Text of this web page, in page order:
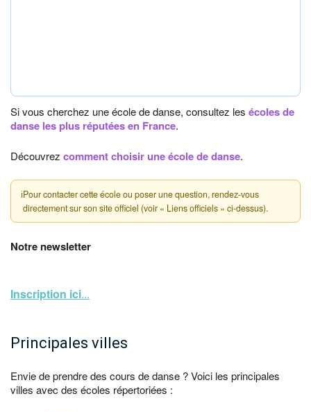
Si vous cherchez une école de danse, consultez les écoles de
danse les plus réputées en France.
Découvrez comment choisir une école de danse.
ℹPour contacter cette école ou poser une question, rendez-vous
directement sur son site officiel (voir « Liens officiels » ci-dessus).
Notre newsletter
Inscription ici...
Principales villes
Envie de prendre des cours de danse ? Voici les principales
villes avec des écoles répertoriées :